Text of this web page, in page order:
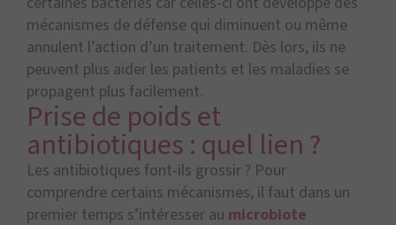
mécanismes de défense qui diminuent ou même
annulent l’action d’un traitement. Dès lors, ils ne
peuvent plus aider les patients et les maladies se
propagent plus facilement.
Prise de poids et
antibiotiques : quel lien ?
Les antibiotiques font-ils grossir ? Pour
comprendre certains mécanismes, il faut dans un
premier temps s’intéresser au microbiote